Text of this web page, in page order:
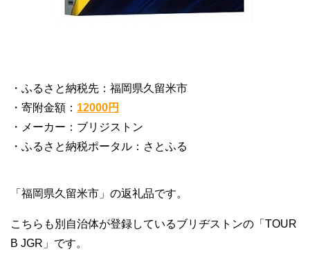
・ふるさと納税先：福岡県久留米市
・寄附金額： 12000円
・メーカー：ブリジストン
・ふるさと納税ポータル：さとふる
「福岡県久留米市」の返礼品です。
こちらも別自治体が登録しているブリヂストンの「TOUR
B JGR」です。